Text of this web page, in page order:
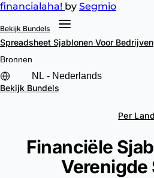
financialaha! by Segmio
Bekijk Bundels
Spreadsheet Sjablonen Voor Bedrijven
Bronnen
Bekijk Bundels
Per Land
Financiële
Verenigde